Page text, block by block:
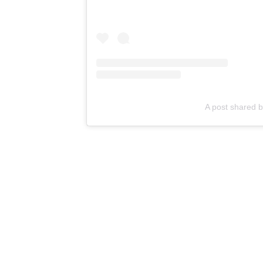
A post shared